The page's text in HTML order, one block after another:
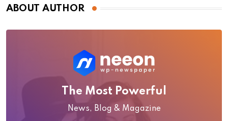
ABOUT AUTHOR
The Most Powerful
News, Blog & Magazine